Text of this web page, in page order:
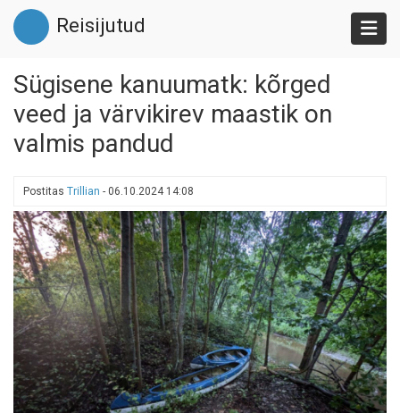
Liigu
edasi
põhisisu
Reisijutud
Sügisene kanuumatk: kõrged
veed ja värvikirev maastik on
valmis pandud
Postitas Trillian - 06.10.2024 14:08